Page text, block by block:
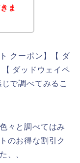
ま
クーポン】【 ダ
ダッドウェイペ
で調べてみるこ
々と調べてはみ
のお得な割引ク
、、